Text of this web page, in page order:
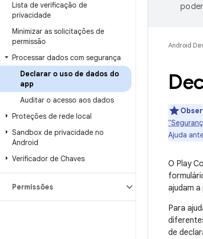
Lista de verificação de
privacidade
Minimizar as solicitações de
permissão
Processar dados com segurança
Declarar o uso de dados do
app
Auditar o acesso aos dados
Proteções de rede local
Sandbox de privacidade no
Android
Verificador de Chaves
Permissões
Android
Ajuda
O Play
ajudam
Para
de